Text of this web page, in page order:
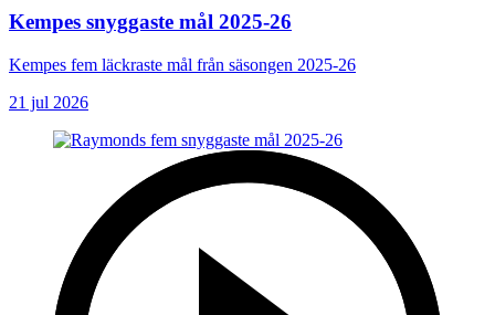
Kempes snyggaste mål 2025-26
Kempes fem läckraste mål från säsongen 2025-26
21 jul 2026